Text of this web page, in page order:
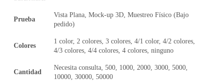
Prueba
Vista Plana, Mock-up 3D, Muestreo Físico (Bajo
pedido)
Colores
1 color, 2 colores, 3 colores, 4/1 color, 4/2 colores,
4/3 colores, 4/4 colores, 4 colores, ninguno
Cantidad
Necesita consulta, 500, 1000, 2000, 3000, 5000,
10000, 30000, 50000